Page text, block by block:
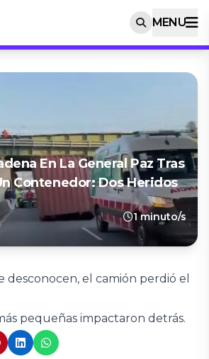
MENU
En La General Paz Tras
Contenedor: Dos Heridos
1 minuto/s
desconocen, el camión perdió el
pequeñas impactaron detrás.